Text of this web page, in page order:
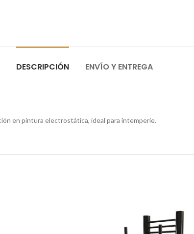
DESCRIPCIÓN ENVÍO Y ENTREGA
en pintura electrostática, ideal para intemperie.